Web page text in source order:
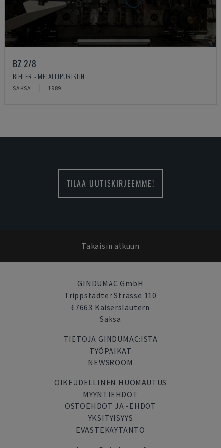
BZ 2/8
BIHLER - METALLIPURISTIN
SAKSA 1989
TILAA UUTISKIRJEEMME!
Takaisin alkuun
GINDUMAC GmbH
Trippstadter Strasse 110
67663 Kaiserslautern
Saksa
TIETOJA GINDUMAC:ISTA
TYÖPAIKAT
NEWSROOM
OIKEUDELLINEN HUOMAUTUS
MYYNTIEHDOT
OSTOEHDOT JA -EHDOT
YKSITYISYYS
EVASTEKAYTANTO